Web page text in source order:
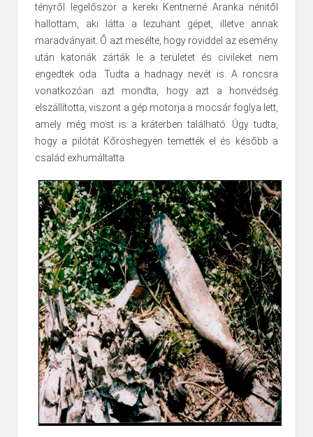
tényről legelőször a kereki Kentnerné Aranka nénitől
hallottam, aki látta a lezuhant gépet, illetve annak
maradványait. Ő azt mesélte, hogy röviddel az esemény
után katonák zárták le a területet és civileket nem
engedtek oda. Tudta a hadnagy nevét is. A roncsra
vonatkozóan azt mondta, hogy azt a honvédség
elszállította, viszont a gép motorja a mocsár foglya lett,
amely még most is a kráterben található. Úgy tudta,
hogy a pilótát Kőröshegyen temették el és később a
család exhumáltatta.